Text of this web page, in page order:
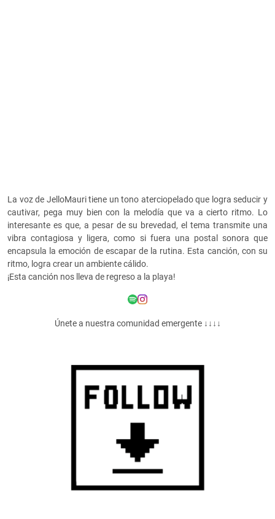
La voz de JelloMauri tiene un tono aterciopelado que logra seducir y
cautivar, pega muy bien con la melodía que va a cierto ritmo. Lo
interesante es que, a pesar de su brevedad, el tema transmite una
vibra contagiosa y ligera, como si fuera una postal sonora que
encapsula la emoción de escapar de la rutina. Esta canción, con su
ritmo, logra crear un ambiente cálido.
¡Esta canción nos lleva de regreso a la playa!
Únete a nuestra comunidad emergente ↓↓↓↓